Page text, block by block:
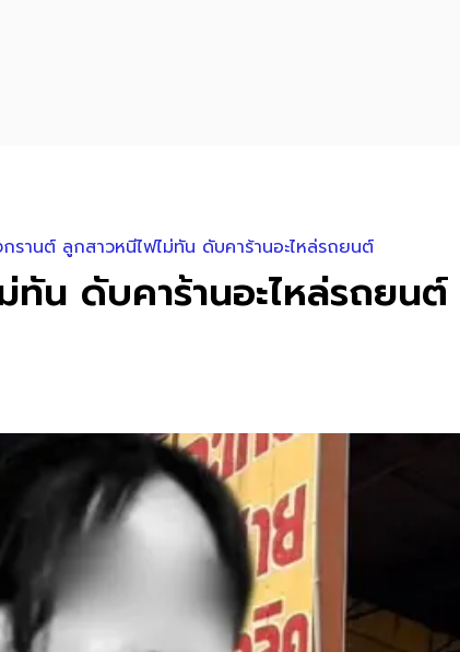
รานต์ ลูกสาวหนีไฟไม่ทัน ดับคาร้านอะไหล่รถยนต์
น ดับคาร้านอะไหล่รถยนต์